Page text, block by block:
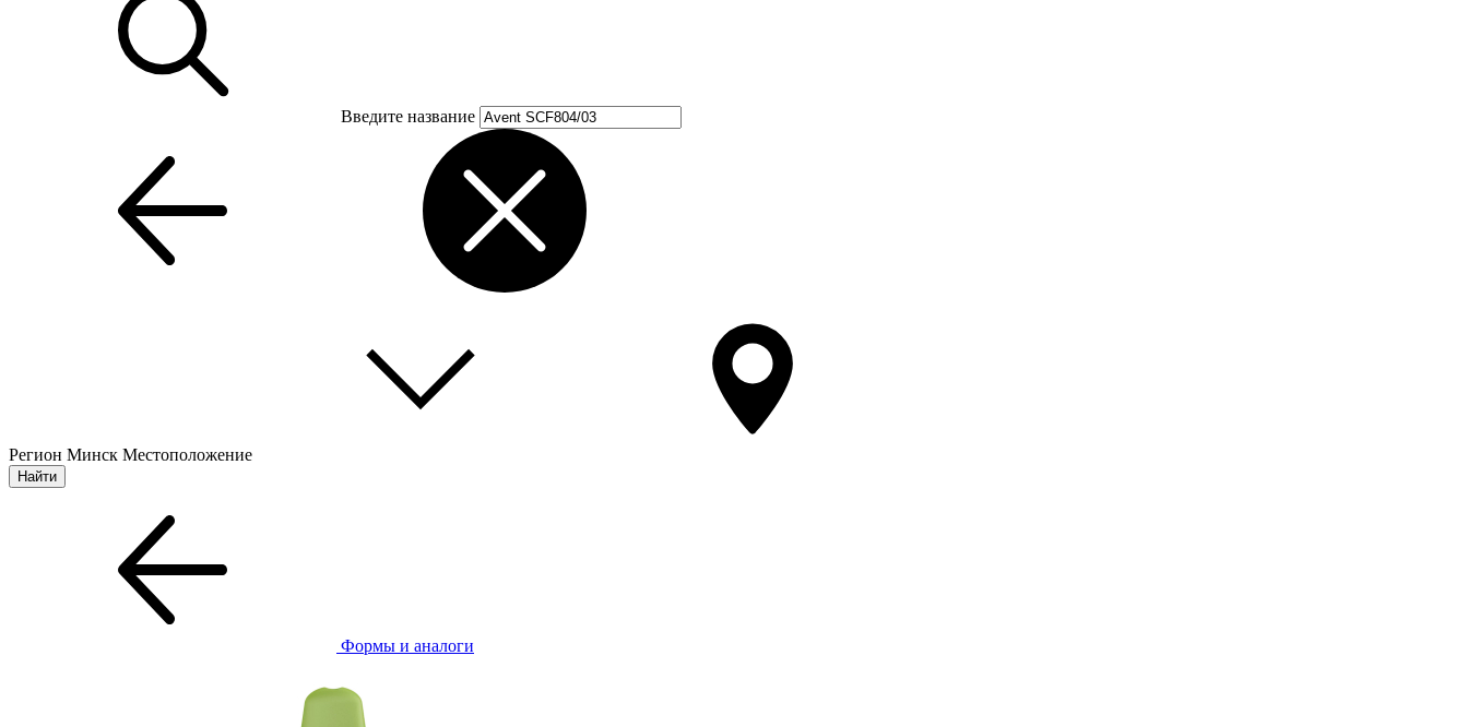
Введите название
Регион Минск Местоположение
Формы и аналоги